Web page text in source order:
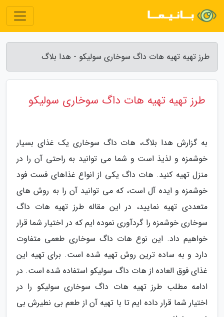
طرز تهیه تهیه هات داگ سوخاری سولیکو - هدا بلاگ
طرز تهیه تهیه هات داگ سوخاری سولیکو
به گزارش هدا بلاگ، هات داگ سوخاری یک غذای بسیار
خوشمزه و لذیذ است و شما می توانید به راحتی آن را در
منزل تهیه کنید. هات داگ یکی از انواع غذاهای فست فود
خوشمزه و ایده آل است، که می توانید آن را به روش های
متعددی تهیه نمایید، در این مقاله طرز تهیه هات داگ
سوخاری خوشمزه را گردآوری نموده ایم که در اختیار شما قرار
خواهیم داد. این نوع هات داگ سوخاری طعمی متفاوت
دارد و به ساده ترین روش تهیه شده است. برای تهیه این
غذای فوق العاده از هات داگ سولیکو استفاده شده است. در
ادامه مطلب طرز تهیه هات داگ سوخاری سولیکو را در
اختیار شما قرار داده ایم تا با تهیه آن از طعم بی نطیرش بی